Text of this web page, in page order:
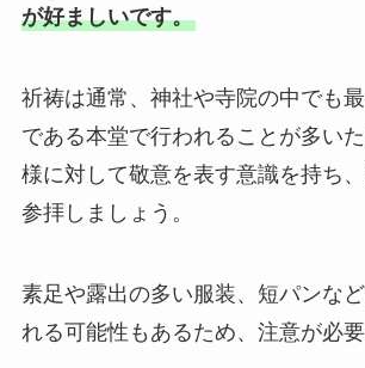
が好ましいです。
祈祷は通常、神社や寺院の中でも
である本堂で行われることが多い
様に対して敬意を表す意識を持ち
参拝しましょう。
素足や露出の多い服装、短パンな
れる可能性もあるため、注意が必要